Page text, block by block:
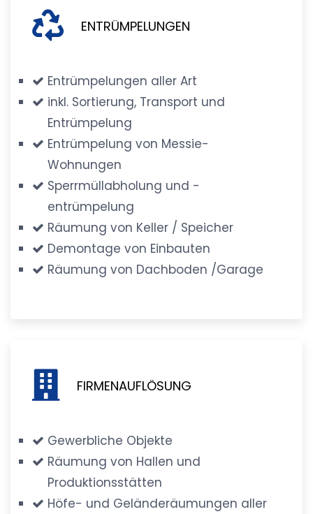
ENTRÜMPELUNGEN
Entrümpelungen aller Art
inkl. Sortierung, Transport und
Entrümpelung
Entrümpelung von Messie-
Wohnungen
Sperrmüllabholung und -
entrümpelung
Räumung von Keller / Speicher
Demontage von Einbauten
Räumung von Dachboden /Garage
FIRMENAUFLÖSUNG
Gewerbliche Objekte
Räumung von Hallen und
Produktionsstätten
Höfe- und Geländeräumungen aller